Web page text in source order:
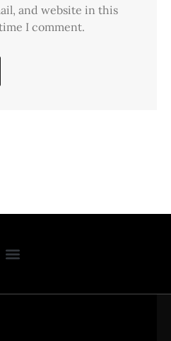
and website in this
I comment.